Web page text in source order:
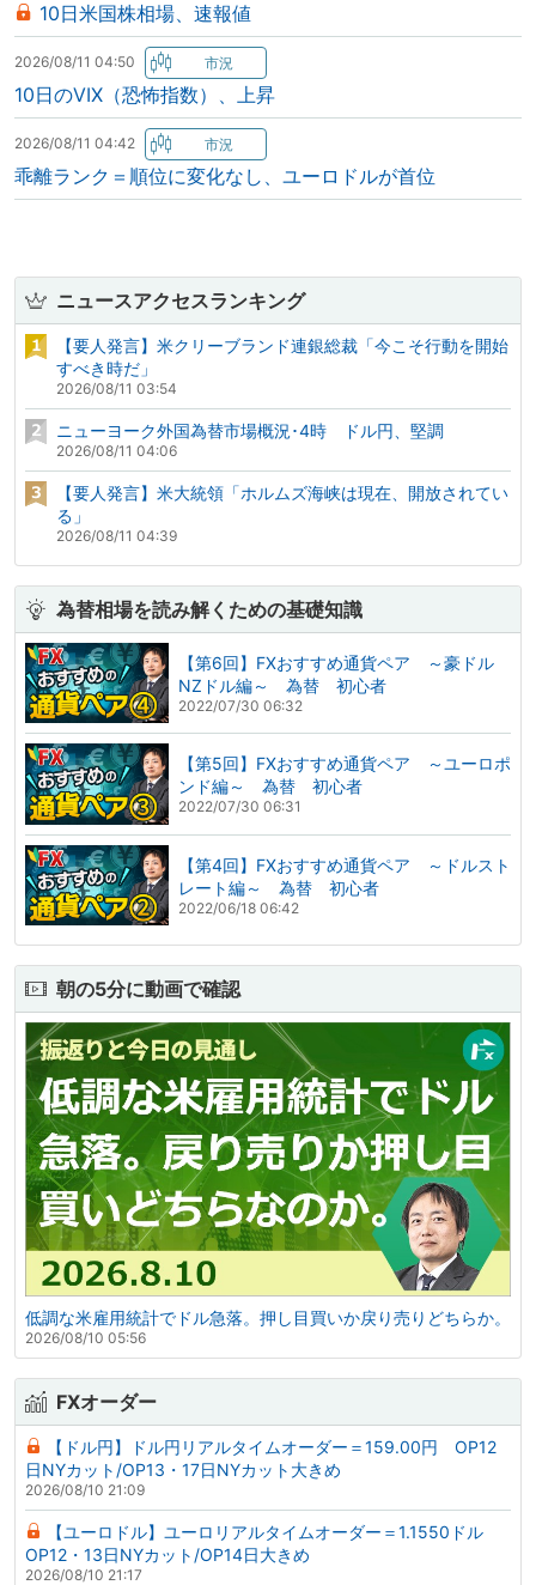
10日米国株相場、速報値
2026/08/11 04:50
10日のVIX（恐怖指数）、上昇
2026/08/11 04:42
乖離ランク＝順位に変化なし、ユーロドルが首位
ニュースアクセスランキング
【要人発言】米クリーブランド連銀総裁「今こそ行動を開始
すべき時だ」
2026/08/11 03:54
ニューヨーク外国為替市場概況･4時 ドル円、堅調
2026/08/11 04:06
【要人発言】米大統領「ホルムズ海峡は現在、開放されてい
る」
2026/08/11 04:39
為替相場を読み解くための基礎知識
【第6回】FXおすすめ通貨ペア ～豪ドル
NZドル編～ 為替 初心者
2022/07/30 06:32
【第5回】FXおすすめ通貨ペア ～ユーロポ
ンド編～ 為替 初心者
2022/07/30 06:31
【第4回】FXおすすめ通貨ペア ～ドルスト
レート編～ 為替 初心者
2022/06/18 06:42
朝の5分に動画で確認
低調な米雇用統計でドル急落。押し目買いか戻り売りどちらか。
2026/08/10 05:56
FXオーダー
【ドル円】ドル円リアルタイムオーダー＝159.00円 OP12
日NYカット/OP13・17日NYカット大きめ
2026/08/10 21:09
【ユーロドル】ユーロリアルタイムオーダー＝1.1550ドル
OP12・13日NYカット/OP14日大きめ
2026/08/10 21:17